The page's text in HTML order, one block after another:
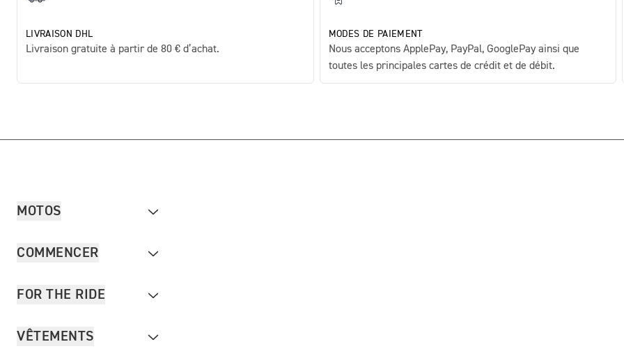
LIVRAISON DHL
Livraison gratuite à partir de 80 € d’achat.
MODES DE PAIEMENT
Nous acceptons ApplePay, PayPal, GooglePay ainsi que
toutes les principales cartes de crédit et de débit.
MOTOS
COMMENCER
FOR THE RIDE
VÊTEMENTS